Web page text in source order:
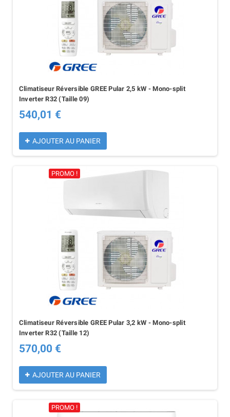
Climatiseur Réversible GREE Pular 2,5 kW - Mono-split
Inverter R32 (Taille 09)
540,01 €
AJOUTER AU PANIER
PROMO !
Climatiseur Réversible GREE Pular 3,2 kW - Mono-split
Inverter R32 (Taille 12)
570,00 €
AJOUTER AU PANIER
PROMO !